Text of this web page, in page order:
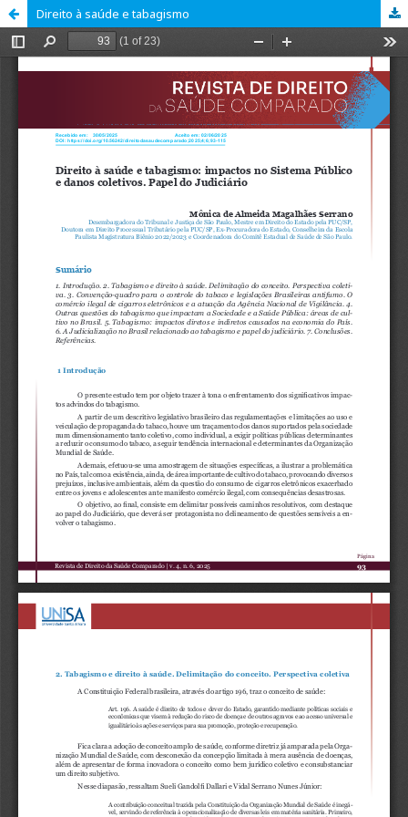
Direito à saúde e tabagismo